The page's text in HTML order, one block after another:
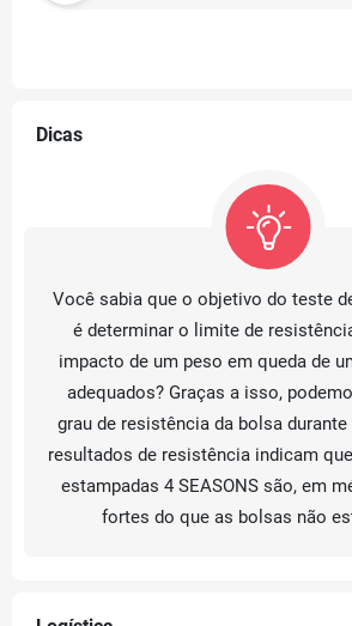
Dicas
Você sabia que o objetivo do teste
é determinar o limite de
impacto de um peso em queda de
adequados? Graças a isso,
grau de resistência da bolsa
resultados de resistência indicam
estampadas 4 SEASONS são, em
fortes do que as bolsas não